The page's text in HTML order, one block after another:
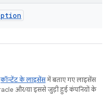
कॉन्टेंट के लाइसेंसमें बताए गए लाइसेंस
और/या इससे जुड़ी हुई कंपनियों के